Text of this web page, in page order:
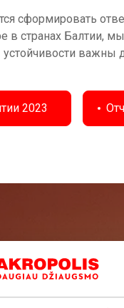
сформировать
странах Балтии,
важны
2023